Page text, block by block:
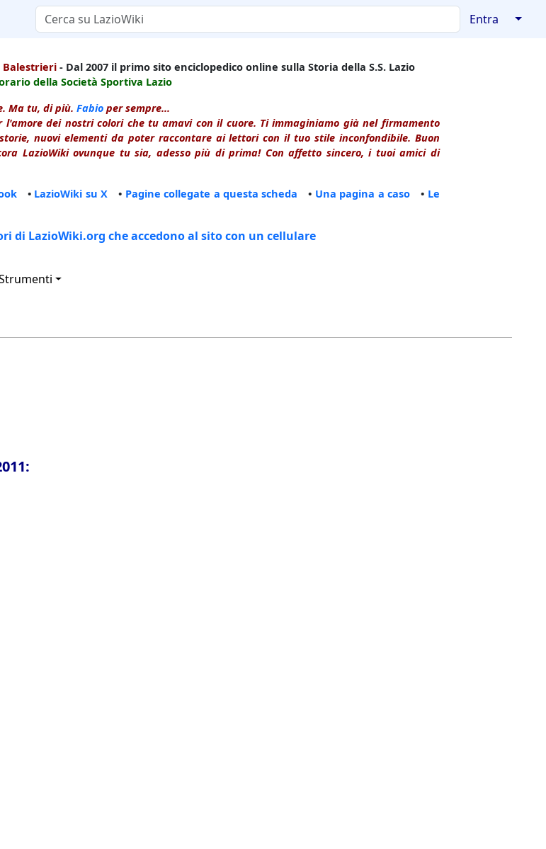
Entra ↓
Balestrieri - Dal 2007 il primo sito enciclopedico online sulla Storia della S.S. Lazio
della Società Sportiva Lazio
Ma tu, di più. Fabio per sempre...
dei nostri colori che tu amavi con il cuore. Ti immaginiamo già nel firmamento
nuovi elementi da poter raccontare ai lettori con il tuo stile inconfondibile. Buon
LazioWiki ovunque tu sia, adesso più di prima! Con affetto sincero, i tuoi amici di
• LazioWiki su X • Pagine collegate a questa scheda • Una pagina a caso • Le
di LazioWiki.org che accedono al sito con un cellulare